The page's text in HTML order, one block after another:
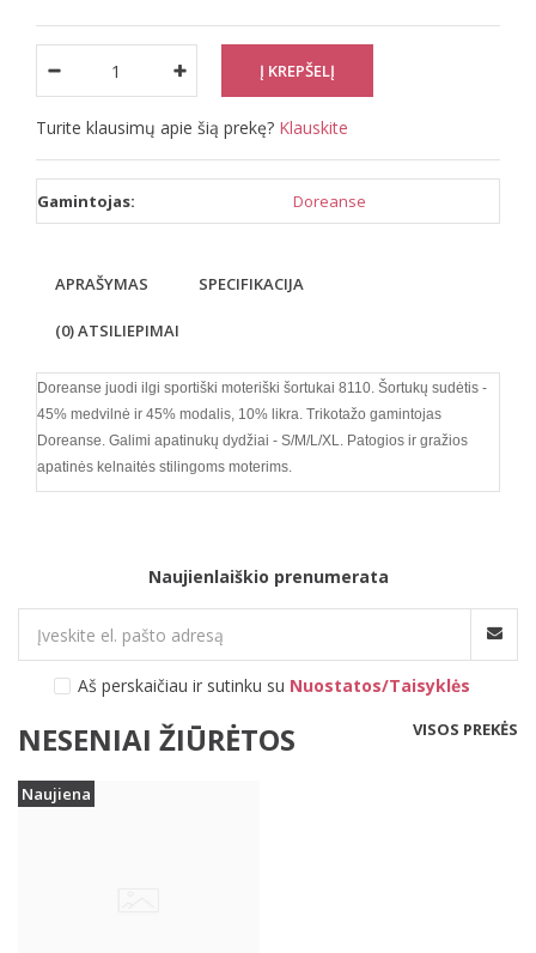
Turite klausimų apie šią prekę? Klauskite
Gamintojas: Doreanse
APRAŠYMAS SPECIFIKACIJA
(0) ATSILIEPIMAI
Doreanse juodi ilgi sportiški moteriški šortukai 8110. Šortukų sudėtis -
45% medvilnė ir 45% modalis, 10% likra. Trikotažo gamintojas
Doreanse. Galimi apatinukų dydžiai - S/M/L/XL. Patogios ir gražios
apatinės kelnaitės stilingoms moterims.
Naujienlaiškio prenumerata
Aš perskaičiau ir sutinku su Nuostatos/Taisyklės
NESENIAI ŽIŪRĖTOS VISOS PREKĖS
Naujiena